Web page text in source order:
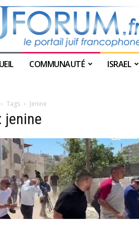
COMMUNAUTÉ ISRAEL
Tags Jenine
jenine